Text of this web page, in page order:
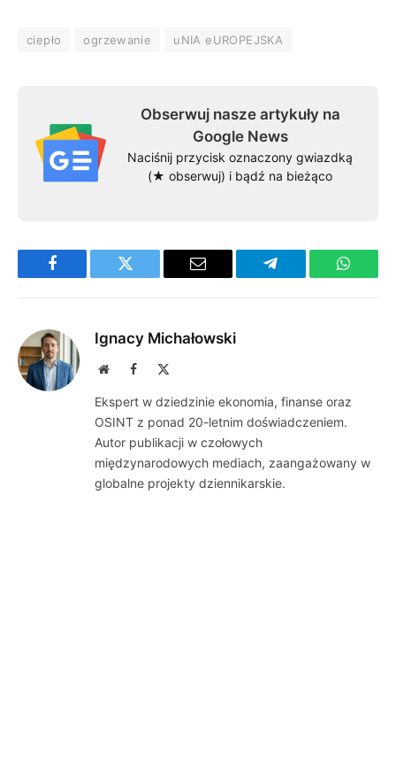
ciepło ogrzewanie uNIA eUROPEJSKA
Obserwuj nasze artykuły na
Google News
Naciśnij przycisk oznaczony gwiazdką
(★ obserwuj) i bądź na bieżąco
Facebook Twitter Email Telegram
Ignacy Michałowski
WebsiteFacebook
Ekspert w dziedzinie ekonomia, finanse oraz
OSINT z ponad 20-letnim doświadczeniem.
Autor publikacji w czołowych
międzynarodowych mediach, zaangażowany w
globalne projekty dziennikarskie.